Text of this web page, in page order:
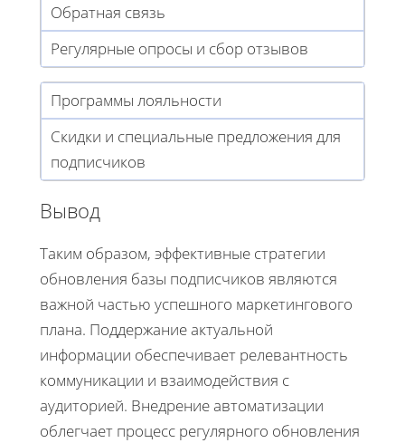
Обратная связь
Регулярные опросы и сбор отзывов
Программы лояльности
Скидки и специальные предложения для
подписчиков
Вывод
Таким образом, эффективные стратегии
обновления базы подписчиков являются
важной частью успешного маркетингового
плана. Поддержание актуальной
информации обеспечивает релевантность
коммуникации и взаимодействия с
аудиторией. Внедрение автоматизации
облегчает процесс регулярного обновления